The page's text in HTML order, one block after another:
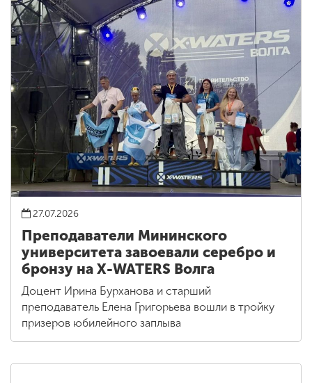
27.07.2026
Преподаватели Мининского
университета завоевали серебро и
бронзу на X-WATERS Волга
Доцент Ирина Бурханова и старший
преподаватель Елена Григорьева вошли в тройку
призеров юбилейного заплыва